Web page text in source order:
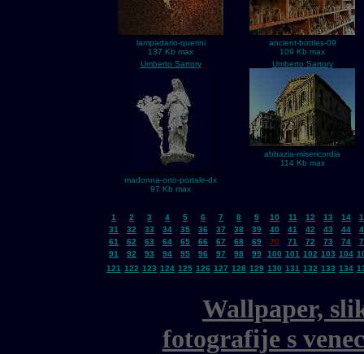
lampadario-querini
137 Kb max
ancient-bottles-09
109 Kb max
Umberto Sartory
madonna-orto-portale-dx
97 Kb max
Umberto Sartory
abbazia-misericordia
114 Kb max
1 2 3 4 5 6 7 8 9 10 11 12 13 14
31
32 33 34 35 36 37 38 39 40 41 42 43 44
61
62 63 64 65 66 67 68 69 70 71 72 73 74
91
92 93 94 95 96 97 98 99 100 101 102 103 104
121 122 123 124 125 126 127 128 129 130 131 132 133 134
Wallpaper,
fotografije s